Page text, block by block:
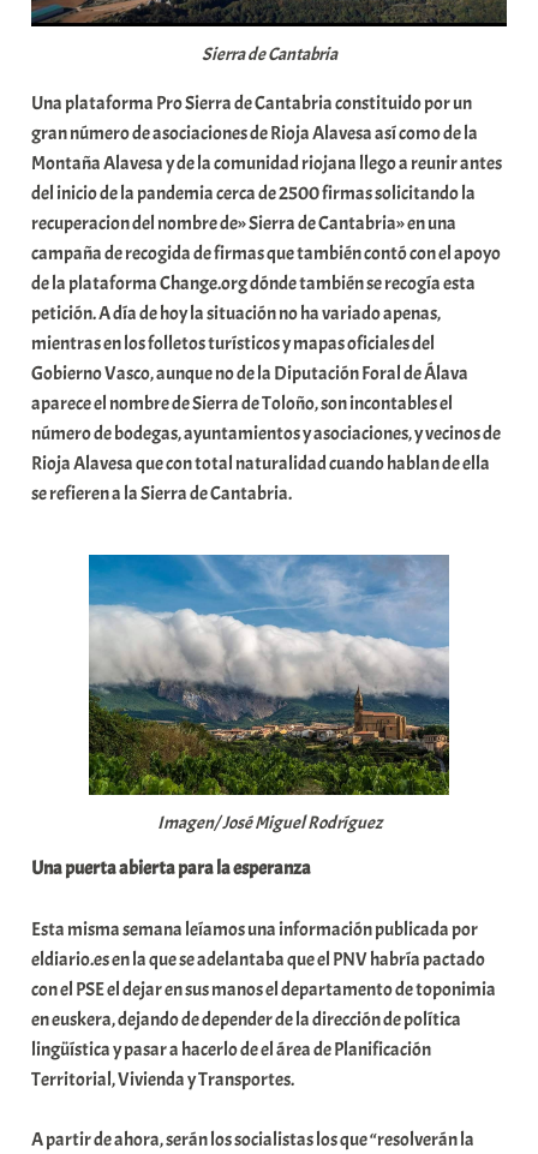
Sierra de Cantabria
Una plataforma Pro Sierra de Cantabria constituido por un
gran número de asociaciones de Rioja Alavesa así como de la
Montaña Alavesa y de la comunidad riojana llego a reunir antes
del inicio de la pandemia cerca de 2500 firmas solicitando la
recuperacion del nombre de» Sierra de Cantabria» en una
campaña de recogida de firmas que también contó con el apoyo
de la plataforma Change.org dónde también se recogía esta
petición. A día de hoy la situación no ha variado apenas,
mientras en los folletos turísticos y mapas oficiales del
Gobierno Vasco, aunque no de la Diputación Foral de Álava
aparece el nombre de Sierra de Toloño, son incontables el
número de bodegas, ayuntamientos y asociaciones, y vecinos de
Rioja Alavesa que con total naturalidad cuando hablan de ella
se refieren a la Sierra de Cantabria.
Imagen/ José Miguel Rodríguez
Una puerta abierta para la esperanza
Esta misma semana leíamos una información publicada por
eldiario.es en la que se adelantaba que el PNV habría pactado
con el PSE el dejar en sus manos el departamento de toponimia
en euskera, dejando de depender de la dirección de política
lingüística y pasar a hacerlo de el área de Planificación
Territorial, Vivienda y Transportes.
A partir de ahora, serán los socialistas los que “resolverán la